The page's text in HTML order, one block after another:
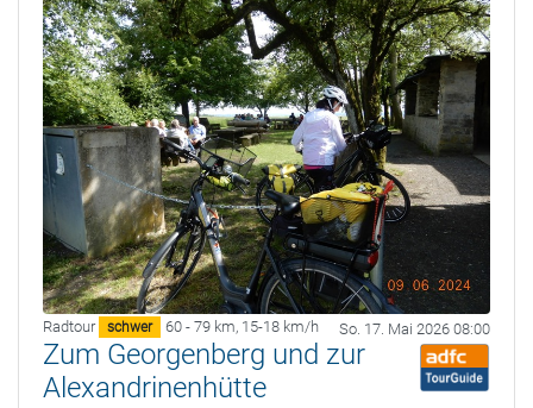
Radtour schwer 60 - 79 km, 15-18 km/h So. 17. Mai 2026 08:00
Zum Georgenberg und zur
Alexandrinenhütte